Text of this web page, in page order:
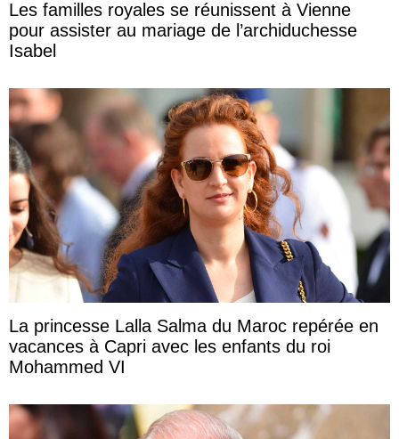
Les familles royales se réunissent à Vienne
pour assister au mariage de l’archiduchesse
Isabel
La princesse Lalla Salma du Maroc repérée en
vacances à Capri avec les enfants du roi
Mohammed VI